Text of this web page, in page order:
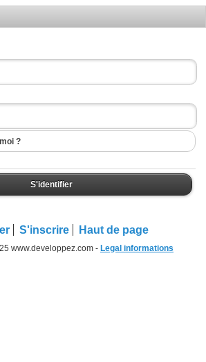
?
S'identifier
S'inscrire Haut de page
www.developpez.com - Legal informations